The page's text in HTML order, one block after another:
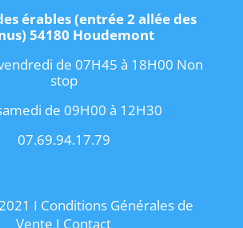
érables (entrée 2 allée des
54180 Houdemont
de 07H45 à 18H00 Non
stop
de 09H00 à 12H30
07.69.94.17.79
I Conditions Générales de
Vente I Contact